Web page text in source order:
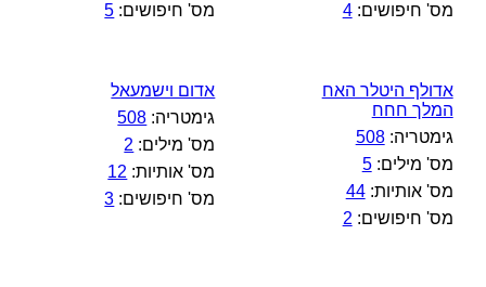
מס' חיפושים:4
מס' חיפושים: 5
אדולף היטלר האח
המלך חחח
גימטריה:508
מס' מילים:5
מס' אותיות:44
מס' חיפושים: 2
אדום וישמעאל
גימטריה: 508
מס' מילים: 2
מס' אותיות: 12
מס' חיפושים: 3